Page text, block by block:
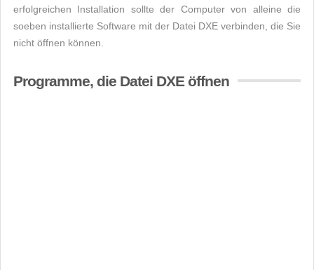
erfolgreichen Installation sollte der Computer von alleine die
soeben installierte Software mit der Datei DXE verbinden, die Sie
nicht öffnen können.
Programme, die Datei DXE öffnen